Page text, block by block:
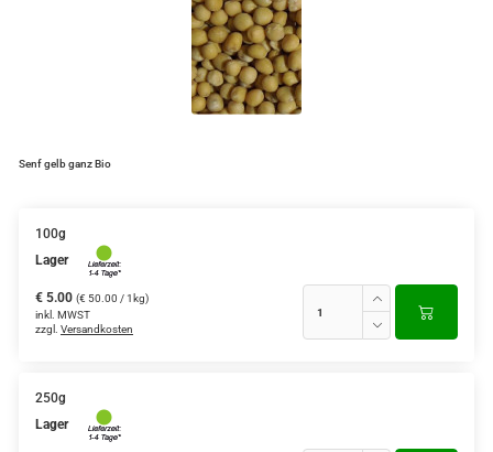
Senf gelb ganz Bio
100g
Lager
€ 5.00 (€ 50.00 / 1kg)
inkl. MWST
zzgl. Versandkosten
250g
Lager